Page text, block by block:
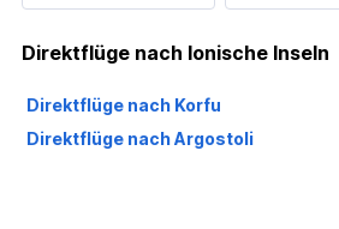
Direktflüge nach Ionische Inseln
Direktflüge nach Korfu
Direktflüge nach Argostoli